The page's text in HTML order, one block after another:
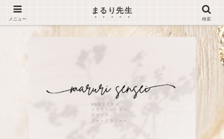
メニュー
まるり先生
検索